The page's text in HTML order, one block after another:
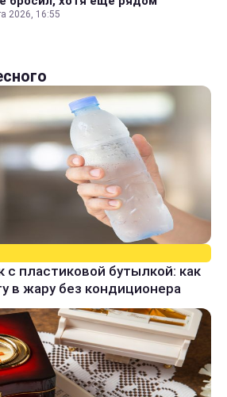
2026, 16:55
с пластиковой бутылкой: как
в жару без кондиционера